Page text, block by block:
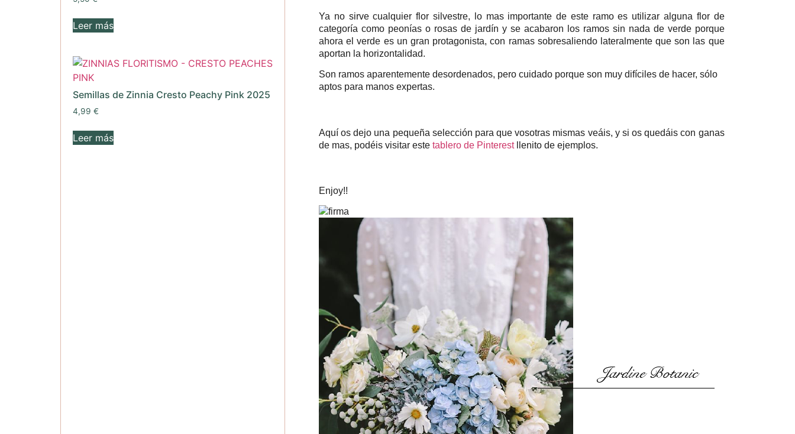
Leer más
Semillas de Zinnia Cresto Peachy Pink 2025
4,99 €
Leer más
Ya no sirve cualquier flor silvestre, lo mas importante de este ramo es utilizar alguna flor de
categoría como peonías o rosas de jardín y se acabaron los ramos sin nada de verde porque
ahora el verde es un gran protagonista, con ramas sobresaliendo lateralmente que son las que
aportan la horizontalidad.
Son ramos aparentemente desordenados, pero cuidado porque son muy difíciles de hacer, sólo
aptos para manos expertas.
Aquí os dejo una pequeña selección para que vosotras mismas veáis, y si os quedáis con ganas
de mas, podéis visitar este tablero de Pinterestllenito de ejemplos.
Enjoy!!